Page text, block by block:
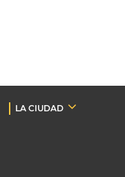
LA CIUDAD